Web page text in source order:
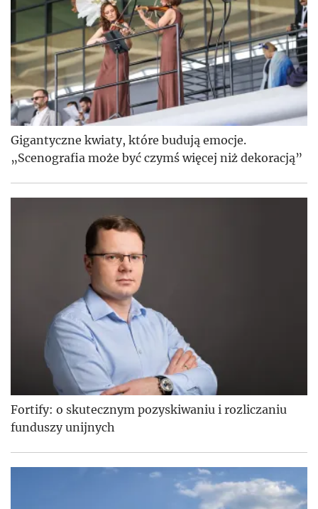
Gigantyczne kwiaty, które budują emocje.
„Scenografia może być czymś więcej niż dekoracją”
Fortify: o skutecznym pozyskiwaniu i rozliczaniu
funduszy unijnych